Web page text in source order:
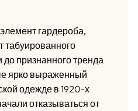
гардероба,
табуированного
признанного тренда
ярко выраженный
одежде в 1920-х
отказываться от